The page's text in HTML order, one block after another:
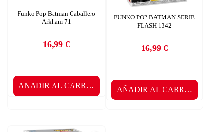
Funko Pop Batman Caballero
Arkham 71
Precio
16,99 €
AÑADIR AL CARRITO
FUNKO POP BATMAN SERIE
FLASH 1342
Precio
16,99 €
AÑADIR AL CARRITO